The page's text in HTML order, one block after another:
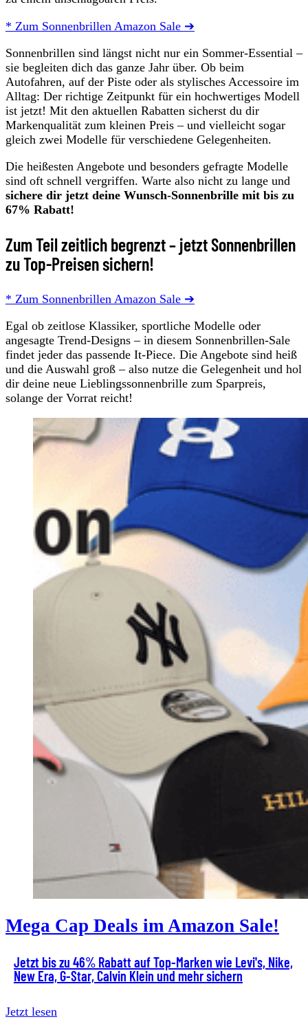
* Zum Sonnenbrillen Amazon Sale ➔
Sonnenbrillen sind längst nicht nur ein Sommer-Essential –
sie begleiten dich das ganze Jahr über. Ob beim
Autofahren, auf der Piste oder als stylisches Accessoire im
Alltag: Der richtige Zeitpunkt für ein hochwertiges Modell
ist jetzt! Mit den aktuellen Rabatten sicherst du dir
Markenqualität zum kleinen Preis – und vielleicht sogar
gleich zwei Modelle für verschiedene Gelegenheiten.
Die heißesten Angebote und besonders gefragte Modelle
sind oft schnell vergriffen. Warte also nicht zu lange und
sichere dir jetzt deine Wunsch-Sonnenbrille mit bis zu
67% Rabatt!
Zum Teil zeitlich begrenzt – jetzt Sonnenbrillen
zu Top-Preisen sichern!
* Zum Sonnenbrillen Amazon Sale ➔
Egal ob zeitlose Klassiker, sportliche Modelle oder
angesagte Trend-Designs – in diesem Sonnenbrillen-Sale
findet jeder das passende It-Piece. Die Angebote sind heiß
und die Auswahl groß – also nutze die Gelegenheit und hol
dir deine neue Lieblingssonnenbrille zum Sparpreis,
solange der Vorrat reicht!
Mega Cap Deals im Amazon Sale!
Jetzt bis zu 46% Rabatt auf Top-Marken wie Levi's, Nike,
New Era, G-Star, Calvin Klein und mehr sichern
Jetzt lesen